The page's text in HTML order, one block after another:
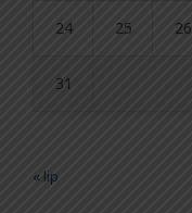
24 25 26
31
« lip